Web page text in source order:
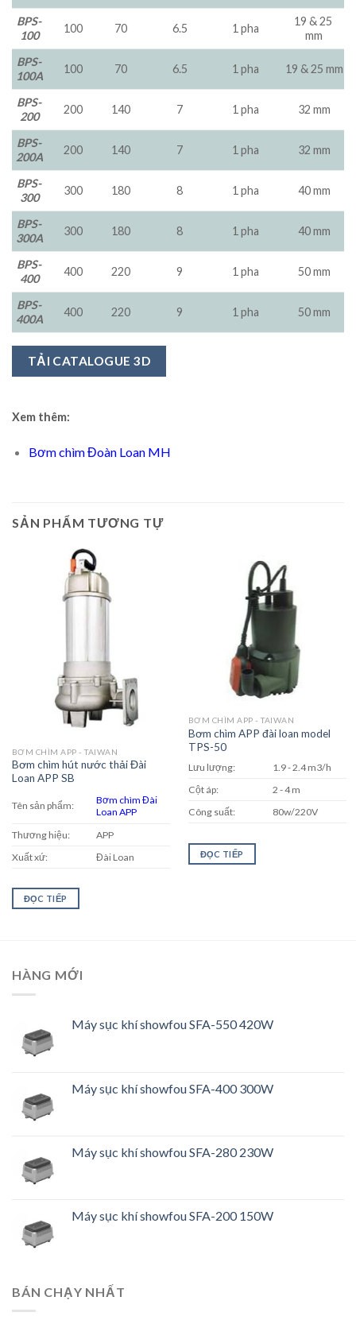
BPS-
100
100 70 6.5 1 pha
19 & 25
mm
BPS-
100A
100 70 6.5 1 pha 19 & 25 mm
BPS-
200
200 140 7 1 pha 32 mm
BPS-
200A
200 140 7 1 pha 32 mm
BPS-
300
300 180 8 1 pha 40 mm
BPS-
300A
300 180 8 1 pha 40 mm
BPS-
400
400 220 9 1 pha 50 mm
BPS-
400A
400 220 9 1 pha 50 mm
TẢI CATALOGUE 3D
Xem thêm:
Bơm chìm Đoàn Loan MH
SẢN PHẨM TƯƠNG TỰ
BƠM CHÌM APP - TAIWAN
Bơm chìm hút nước thải Đài
Loan APP SB
Tên sản phẩm:
Bơm chìm Đài
Loan APP
Thương hiệu:
APP
Xuất xứ:
Đài Loan
ĐỌC TIẾP
BƠM CHÌM APP - TAIWAN
Bơm chìm APP đài loan model
TPS-50
Lưu lượng:
1.9 - 2.4 m3/h
Cột áp:
2 - 4 m
Công suất:
80w/220V
ĐỌC TIẾP
HÀNG MỚI
Máy sục khí showfou SFA-550 420W
Máy sục khí showfou SFA-400 300W
Máy sục khí showfou SFA-280 230W
Máy sục khí showfou SFA-200 150W
BÁN CHẠY NHẤT